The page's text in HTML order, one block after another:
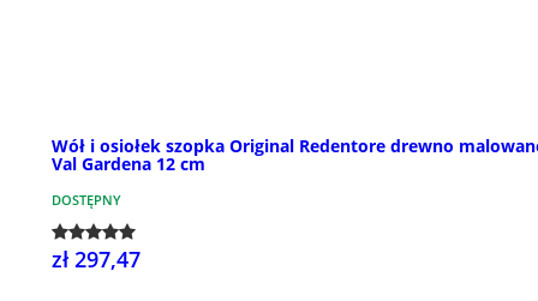
Wół i osiołek szopka Original Redentore drewno
Val Gardena 12 cm
DOSTĘPNY
zł 297,47